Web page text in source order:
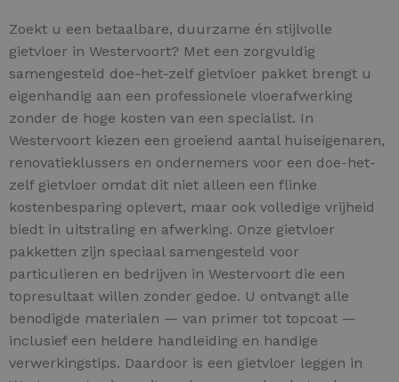
Zoekt u een betaalbare, duurzame én stijlvolle
gietvloer in Westervoort? Met een zorgvuldig
samengesteld doe-het-zelf gietvloer pakket brengt u
eigenhandig aan een professionele vloerafwerking
zonder de hoge kosten van een specialist. In
Westervoort kiezen een groeiend aantal huiseigenaren,
renovatieklussers en ondernemers voor een doe-het-
zelf gietvloer omdat dit niet alleen een flinke
kostenbesparing oplevert, maar ook volledige vrijheid
biedt in uitstraling en afwerking. Onze gietvloer
pakketten zijn speciaal samengesteld voor
particulieren en bedrijven in Westervoort die een
topresultaat willen zonder gedoe. U ontvangt alle
benodigde materialen — van primer tot topcoat —
inclusief een heldere handleiding en handige
verwerkingstips. Daardoor is een gietvloer leggen in